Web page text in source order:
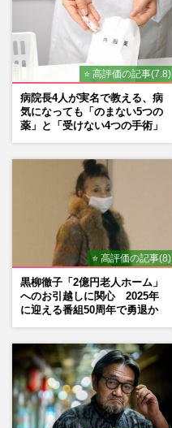
⭐ 高評価の記事(7.8)
病院長4人が実名で教える、病
気になっても「のまない5つの
薬」と「受けない4つの手術」
⭐ 高評価の記事(8)
黒柳徹子「2億円老人ホーム」
へのお引越しに関心 2025年
に迎える番組50周年で勇退か